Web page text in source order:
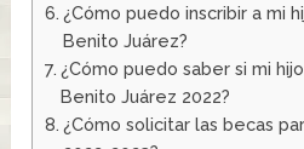
¿Cómo puedo inscribir a mi
Benito Juárez?
¿Cómo puedo saber si mi
Benito Juárez 2022?
¿Cómo solicitar las becas